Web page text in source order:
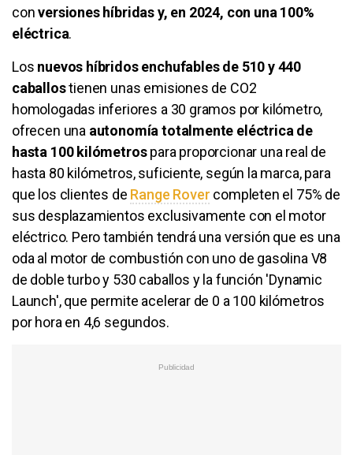
conversiones híbridas y, en 2024, con una 100%
eléctrica.
Los nuevos híbridos enchufables de 510 y 440
caballostienen unas emisiones de CO2
homologadas inferiores a 30 gramos por kilómetro,
ofrecen una autonomía totalmente eléctrica de
hasta 100 kilómetrospara proporcionar una real de
hasta 80 kilómetros, suficiente, según la marca, para
que los clientes de Range Rover completen el 75% de
sus desplazamientos exclusivamente con el motor
eléctrico. Pero también tendrá una versión que es una
oda al motor de combustión con uno de gasolina V8
de doble turbo y 530 caballos y la función 'Dynamic
Launch', que permite acelerar de 0 a 100 kilómetros
por hora en 4,6 segundos.